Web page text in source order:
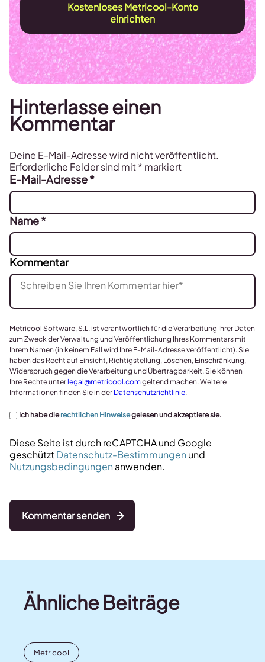
Kostenloses Metricool-Konto
einrichten
Hinterlasse einen
Kommentar
Deine E-Mail-Adresse wird nicht veröffentlicht.
Erforderliche Felder sind mit* markiert
E-Mail-Adresse*
Name*
Kommentar
Metricool Software, S.L. ist verantwortlich für die Verarbeitung Ihrer Daten
zum Zweck der Verwaltung und Veröffentlichung Ihres Kommentars mit
Ihrem Namen (in keinem Fall wird Ihre E-Mail-Adresse veröffentlicht). Sie
haben das Recht auf Einsicht, Richtigstellung, Löschen, Einschränkung,
Widerspruch gegen die Verarbeitung und Übertragbarkeit. Sie können
Ihre Rechte unter legal@metricool.comgeltend machen. Weitere
Informationen finden Sie in der Datenschutzrichtlinie.
Ich habe dierechtlichen Hinweisegelesen und akzeptiere sie.
Diese Seite ist durch reCAPTCHA und Google
geschütztDatenschutz-Bestimmungen und
Nutzungsbedingungen anwenden.
Kommentar senden
Ähnliche Beiträge
Metricool